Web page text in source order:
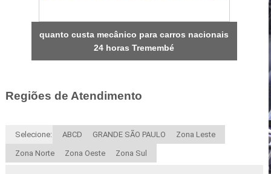
quanto custa mecânico para carros nacionais
24 horas Tremembé
Regiões de Atendimento
Selecione: ABCD GRANDE SÃO PAULO Zona Leste
Zona Norte Zona Oeste Zona Sul